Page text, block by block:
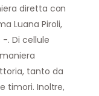
diretta con
Luana Piroli,
-. Di cellule
tanto da
timori. Inoltre,